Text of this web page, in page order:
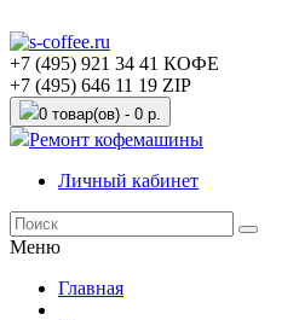
+7 (495) 921 34 41 КОФЕ
+7 (495) 646 11 19 ZIP
0 товар(ов) - 0 р.
Ремонт кофемашины
Личный кабинет
Меню
Главная